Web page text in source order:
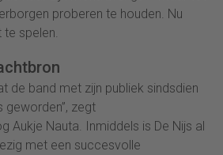
proberen te houden. Nu
spelen.
de band met zijn publiek sindsdien
geworden”, zegt
Aukje Nauta. Inmiddels is De Nijs al
met een succesvolle